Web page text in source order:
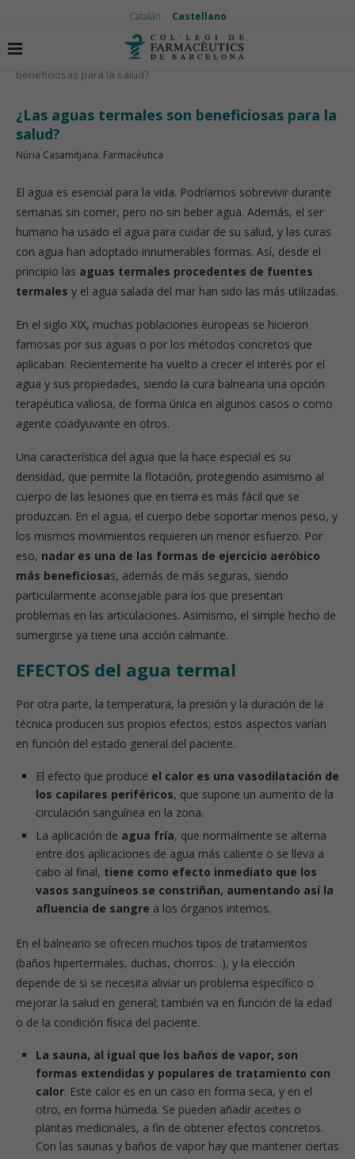
Catalán Castellano
Inicio Vida saludable
¿Las aguas termales son
beneficiosas para la salud?
¿Las aguas termales son beneficiosas para la
salud?
Núria Casamitjana. Farmacèutica
El agua es esencial para la vida. Podríamos sobrevivir durante
semanas sin comer, pero no sin beber agua. Además, el ser
humano ha usado el agua para cuidar de su salud, y las curas
con agua han adoptado innumerables formas. Así, desde el
principio las aguas termales procedentes de fuentes
termales y el agua salada del mar han sido las más utilizadas.
En el siglo XIX, muchas poblaciones europeas se hicieron
famosas por sus aguas o por los métodos concretos que
aplicaban. Recientemente ha vuelto a crecer el interés por el
agua y sus propiedades, siendo la cura balnearia una opción
terapéutica valiosa, de forma única en algunos casos o como
agente coadyuvante en otros.
Una característica del agua que la hace especial es su
densidad, que permite la flotación, protegiendo asimismo al
cuerpo de las lesiones que en tierra es más fácil que se
produzcan. En el agua, el cuerpo debe soportar menos peso, y
los mismos movimientos requieren un menor esfuerzo. Por
eso, nadar es una de las formas de ejercicio aeróbico
más beneficiosas, además de más seguras, siendo
particularmente aconsejable para los que presentan
problemas en las articulaciones. Asimismo, el simple hecho de
sumergirse ya tiene una acción calmante.
EFECTOS del agua termal
Por otra parte, la temperatura, la presión y la duración de la
técnica producen sus propios efectos; estos aspectos varían
en función del estado general del paciente.
El efecto que produce el calor es una vasodilatación de
los capilares periféricos, que supone un aumento de la
circulación sanguínea en la zona.
La aplicación de agua fría, que normalmente se alterna
entre dos aplicaciones de agua más caliente o se lleva a
cabo al final, tiene como efecto inmediato que los
vasos sanguíneos se constriñan, aumentando así la
afluencia de sangre a los órganos internos.
En el balneario se ofrecen muchos tipos de tratamientos
(baños hipertermales, duchas, chorros…), y la elección
depende de si se necesita aliviar un problema específico o
mejorar la salud en general; también va en función de la edad
o de la condición física del paciente.
La sauna, al igual que los baños de vapor, son
formas extendidas y populares de tratamiento con
calor. Este calor es en un caso en forma seca, y en el
otro, en forma húmeda. Se pueden añadir aceites o
plantas medicinales, a fin de obtener efectos concretos.
Con las saunas y baños de vapor hay que mantener ciertas